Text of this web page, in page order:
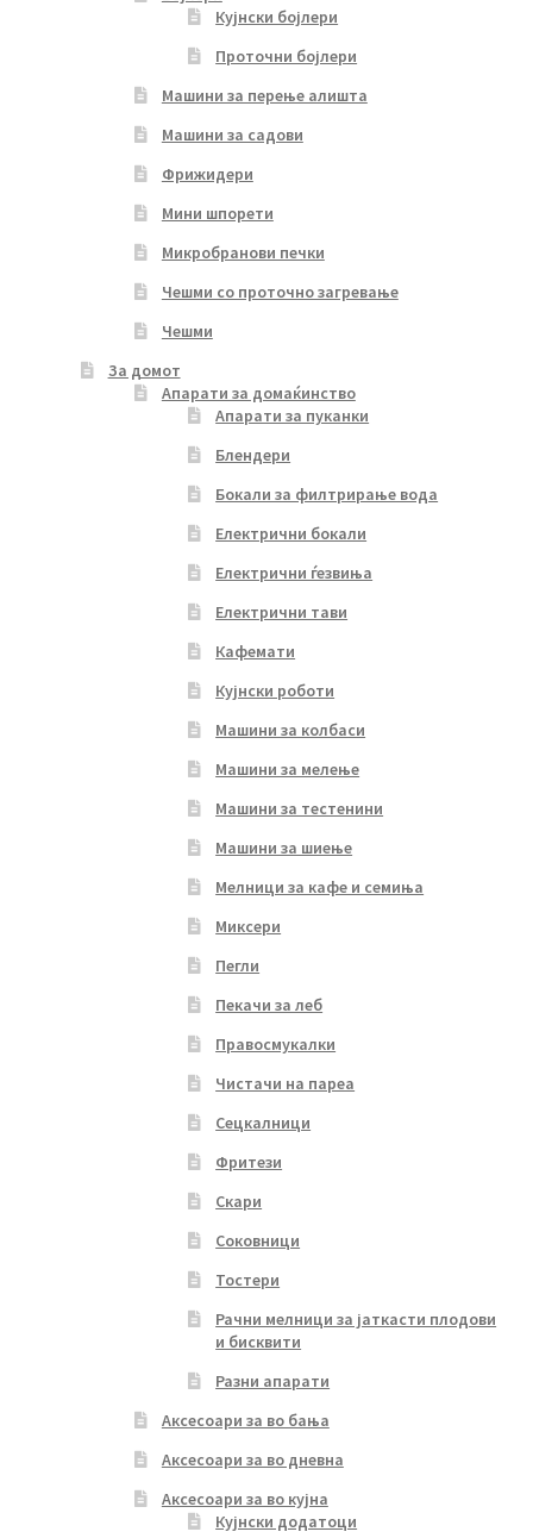
Кујнски бојлери
Проточни бојлери
Машини за перење алишта
Машини за садови
Фрижидери
Мини шпорети
Микробранови печки
Чешми со проточно загревање
Чешми
За домот
Апарати за домаќинство
Апарати за пуканки
Блендери
Бокали за филтрирање вода
Електрични бокали
Електрични ѓезвиња
Електрични тави
Кафемати
Кујнски роботи
Машини за колбаси
Машини за мелење
Машини за тестенини
Машини за шиење
Мелници за кафе и семиња
Миксери
Пегли
Пекачи за леб
Правосмукалки
Чистачи на пареа
Сецкалници
Фритези
Скари
Соковници
Тостери
Рачни мелници за јаткасти плодови
и бисквити
Разни апарати
Аксесоари за во бања
Аксесоари за во дневна
Аксесоари за во кујна
Кујнски додатоци